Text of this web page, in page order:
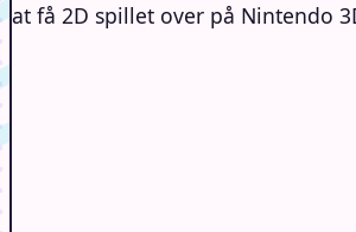
at få 2D spillet over på Nintendo